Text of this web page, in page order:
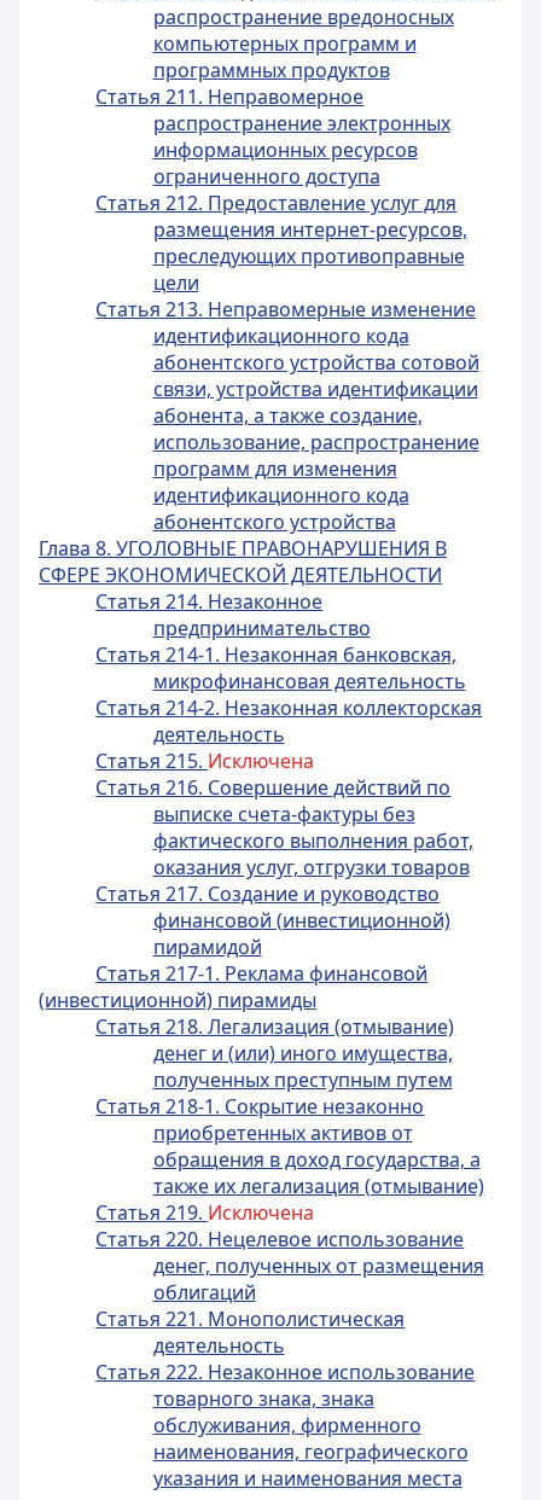
распространение вредоносных
компьютерных программ и
программных продуктов
Статья 211. Неправомерное
распространение электронных
информационных ресурсов
ограниченного доступа
Статья 212. Предоставление услуг для
размещения интернет-ресурсов,
преследующих противоправные
цели
Статья 213. Неправомерные изменение
идентификационного кода
абонентского устройства сотовой
связи, устройства идентификации
абонента, а также создание,
использование, распространение
программ для изменения
идентификационного кода
абонентского устройства
Глава 8. УГОЛОВНЫЕ ПРАВОНАРУШЕНИЯ В
СФЕРЕ ЭКОНОМИЧЕСКОЙ ДЕЯТЕЛЬНОСТИ
Статья 214. Незаконное
предпринимательство
Статья 214-1. Незаконная банковская,
микрофинансовая деятельность
Статья 214-2. Незаконная коллекторская
деятельность
Статья 215. Исключена
Статья 216. Совершение действий по
выписке счета-фактуры без
фактического выполнения работ,
оказания услуг, отгрузки товаров
Статья 217. Создание и руководство
финансовой (инвестиционной)
пирамидой
Статья 217-1. Реклама финансовой
(инвестиционной) пирамиды
Статья 218. Легализация (отмывание)
денег и (или) иного имущества,
полученных преступным путем
Статья 218-1. Сокрытие незаконно
приобретенных активов от
обращения в доход государства, а
также их легализация (отмывание)
Статья 219. Исключена
Статья 220. Нецелевое использование
денег, полученных от размещения
облигаций
Статья 221. Монополистическая
деятельность
Статья 222. Незаконное использование
товарного знака, знака
обслуживания, фирменного
наименования, географического
указания и наименования места